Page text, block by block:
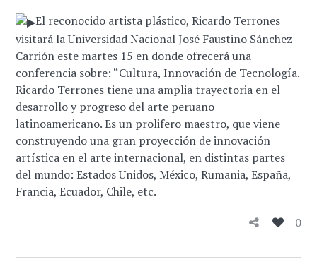
El reconocido artista plástico, Ricardo Terrones
visitará la Universidad Nacional José Faustino Sánchez
Carrión este martes 15 en donde ofrecerá una
conferencia sobre: “Cultura, Innovación de Tecnología.
Ricardo Terrones tiene una amplia trayectoria en el
desarrollo y progreso del arte peruano
latinoamericano. Es un prolifero maestro, que viene
construyendo una gran proyección de innovación
artística en el arteinternacional, en distintas partes
del mundo: Estados Unidos, México, Rumania, España,
Francia, Ecuador, Chile, etc.
0